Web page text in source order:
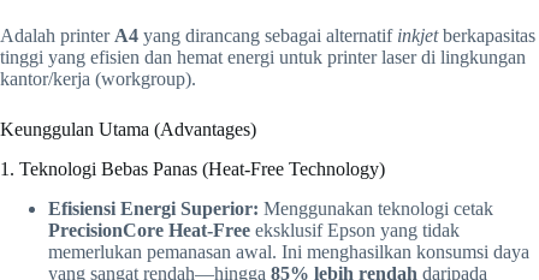
Adalah printer A4 yang dirancang sebagai alternatif inkjetberkapasitas
tinggi yang efisien dan hemat energi untuk printer laser di lingkungan
kantor/kerja (workgroup).
Keunggulan Utama (Advantages)
1. Teknologi Bebas Panas (Heat-Free Technology)
Efisiensi Energi Superior: Menggunakan teknologi cetak
PrecisionCore Heat-Free eksklusif Epson yang tidak
memerlukan pemanasan awal. Ini menghasilkan konsumsi daya
yang sangat rendah—hingga 85% lebih rendah daripada